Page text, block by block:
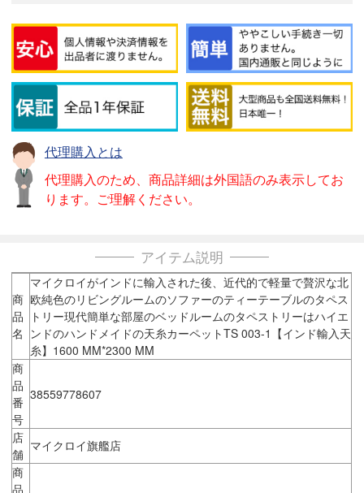
代理購入とは
代理購入のため、商品詳細は外国語のみ表示してお
ります。ご理解ください。
アイテム説明
商
品
名
マイクロイがインドに輸入された後、近代的で軽量で贅沢な北
欧純色のリビングルームのソファーのティーテーブルのタペス
トリー現代簡単な部屋のベッドルームのタペストリーはハイエ
ンドのハンドメイドの天糸カーペットTS 003-1【インド輸入天
糸】1600 MM*2300 MM
商
品
番
号
38559778607
店
舗
マイクロイ旗艦店
商
品